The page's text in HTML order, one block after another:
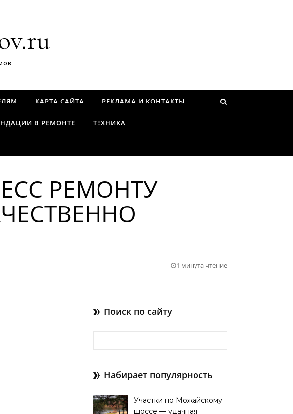
КАРТА САЙТА РЕКЛАМА И КОНТАКТЫ
В РЕМОНТЕ ТЕХНИКА
РЕМОНТУ
1 минута чтение
Поиск по сайту
Набирает популярность
Участки по Можайскому
шоссе — удачная